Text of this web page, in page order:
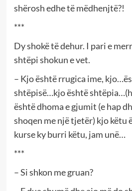
shërosh edhe të mëdhenjtë?!
***
Dy shokë të dehur. I pari e
shtëpi shokun e vet.
– Kjo është rrugica ime,
shtëpisë…kjo është
është dhoma e gjumit (e hap
shoqen me një tjetër) kjo këtu
kurse ky burri këtu, jam unë…
***
– Si shkon me gruan?